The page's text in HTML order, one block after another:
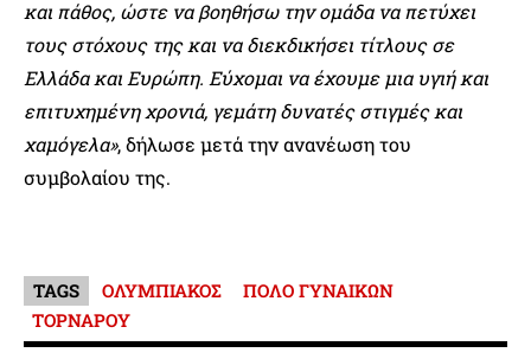
και πάθος, ώστε να βοηθήσω την ομάδα να πετύχει
τους στόχους της και να διεκδικήσει τίτλους σε
Ελλάδα και Ευρώπη. Εύχομαι να έχουμε μια υγιή και
επιτυχημένη χρονιά, γεμάτη δυνατές στιγμές και
χαμόγελα», δήλωσε μετά την ανανέωση του
συμβολαίου της.
TAGS ΟΛΥΜΠΙΑΚΟΣ
ΠΟΛΟ ΓΥΝΑΙΚΩΝ
ΤΟΡΝΑΡΟΥ